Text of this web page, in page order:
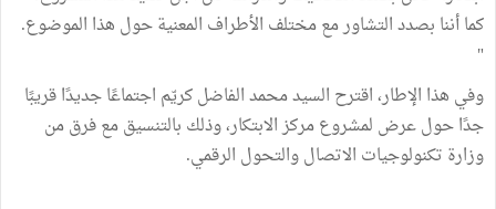
كما أننا بصدد التشاور مع مختلف الأطراف المعنية حول هذا الموضوع.
"
وفي هذا الإطار، اقترح السيد محمد الفاضل كريّم اجتماعًا جديدًا قريبًا
جدًا حول عرض لمشروع مركز الابتكار، وذلك بالتنسيق مع فرق من
وزارة تكنولوجيات الاتصال والتحول الرقمي.